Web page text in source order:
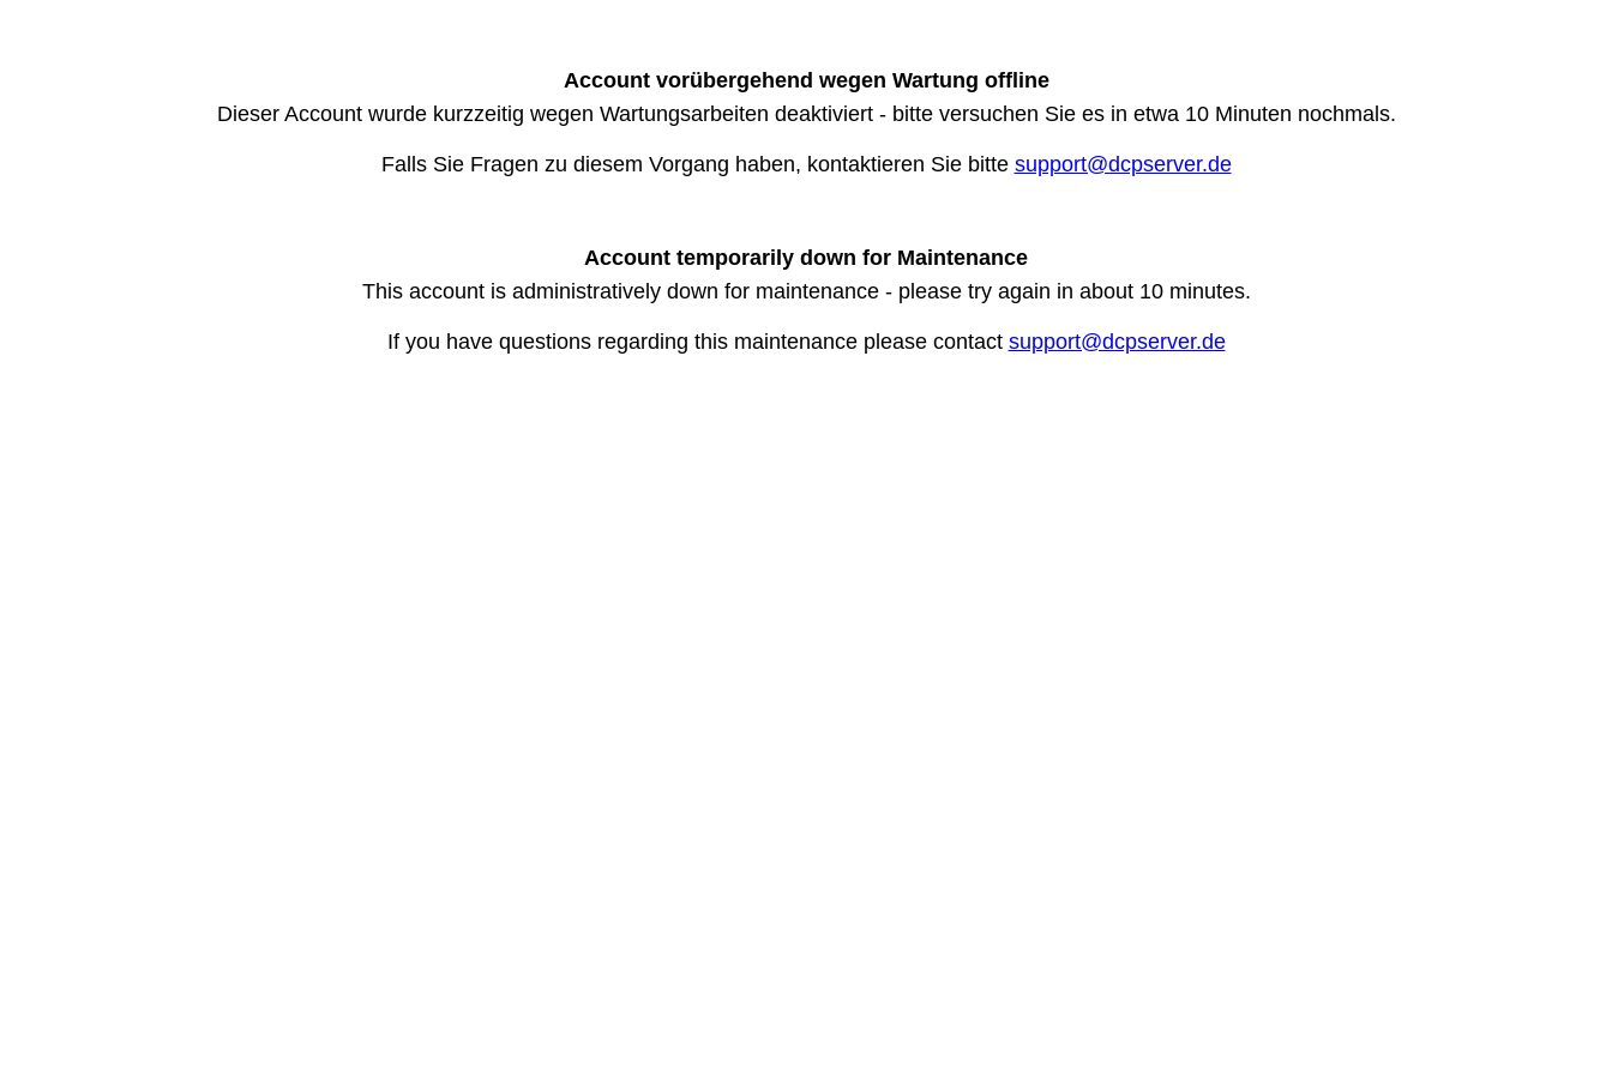
Account vorübergehend wegen Wartung offline
Dieser Account wurde kurzzeitig wegen Wartungsarbeiten deaktiviert - bitte versuchen Sie es in etwa 10 Minuten nochmals.
Falls Sie Fragen zu diesem Vorgang haben, kontaktieren Sie bitte support@dcpserver.de
Account temporarily down for Maintenance
This account is administratively down for maintenance - please try again in about 10 minutes.
If you have questions regarding this maintenance please contact support@dcpserver.de